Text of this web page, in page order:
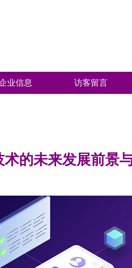
业信息 访客留言
术的未来发展前景